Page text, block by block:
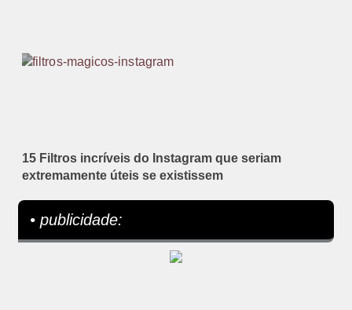
15 Filtros incríveis do Instagram que seriam
extremamente úteis se existissem
• publicidade: